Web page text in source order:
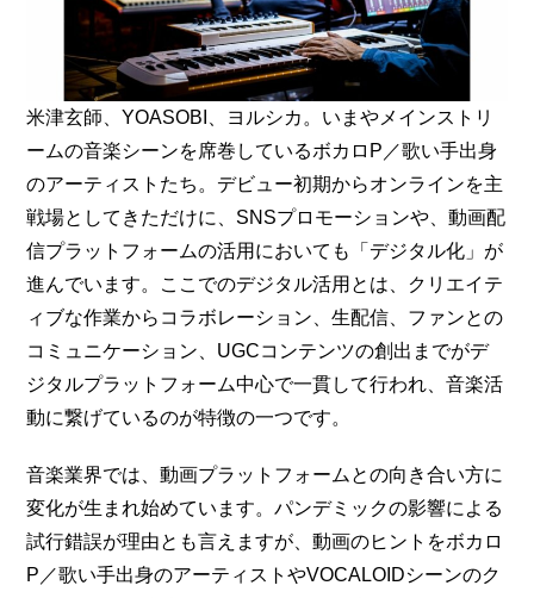
米津玄師、YOASOBI、ヨルシカ。いまやメインストリ
ームの音楽シーンを席巻しているボカロP／歌い手出身
のアーティストたち。デビュー初期からオンラインを主
戦場としてきただけに、SNSプロモーションや、動画配
信プラットフォームの活用においても「デジタル化」が
進んでいます。ここでのデジタル活用とは、クリエイテ
ィブな作業からコラボレーション、生配信、ファンとの
コミュニケーション、UGCコンテンツの創出までがデ
ジタルプラットフォーム中心で一貫して行われ、音楽活
動に繋げているのが特徴の一つです。
音楽業界では、動画プラットフォームとの向き合い方に
変化が生まれ始めています。パンデミックの影響による
試行錯誤が理由とも言えますが、動画のヒントをボカロ
P／歌い手出身のアーティストやVOCALOIDシーンのク